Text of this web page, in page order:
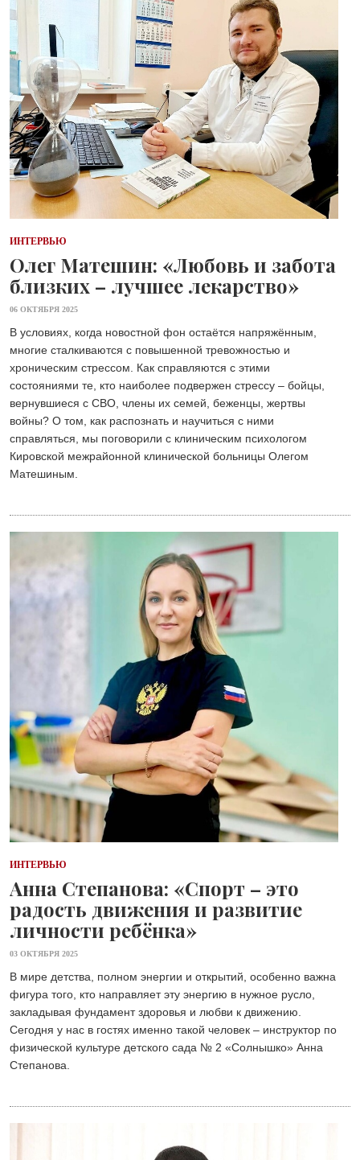
ИНТЕРВЬЮ
Олег Матешин: «Любовь и забота
близких – лучшее лекарство»
06 ОКТЯБРЯ 2025
В условиях, когда новостной фон остаётся напряжённым,
многие сталкиваются с повышенной тревожностью и
хроническим стрессом. Как справляются с этими
состояниями те, кто наиболее подвержен стрессу – бойцы,
вернувшиеся с СВО, члены их семей, беженцы, жертвы
войны? О том, как распознать и научиться с ними
справляться, мы поговорили с клиническим психологом
Кировской межрайонной клинической больницы Олегом
Матешиным.
ИНТЕРВЬЮ
Анна Степанова: «Спорт – это
радость движения и развитие
личности ребёнка»
03 ОКТЯБРЯ 2025
В мире детства, полном энергии и открытий, особенно важна
фигура того, кто направляет эту энергию в нужное русло,
закладывая фундамент здоровья и любви к движению.
Сегодня у нас в гостях именно такой человек – инструктор по
физической культуре детского сада № 2 «Солнышко» Анна
Степанова.